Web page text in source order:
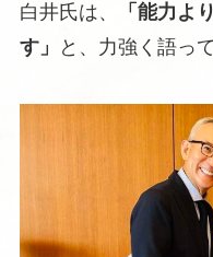
白井氏は、
「能力よ
す」
と、力強く語っ